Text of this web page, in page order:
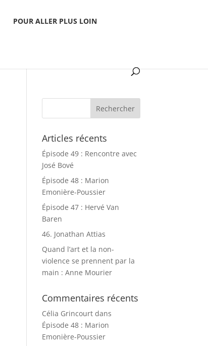
POUR ALLER PLUS LOIN
Articles récents
Épisode 49 : Rencontre avec
José Bové
Épisode 48 : Marion
Emonière-Poussier
Épisode 47 : Hervé Van
Baren
46. Jonathan Attias
Quand l’art et la non-
violence se prennent par la
main : Anne Mourier
Commentaires récents
Célia Grincourt dans
Épisode 48 : Marion
Emonière-Poussier